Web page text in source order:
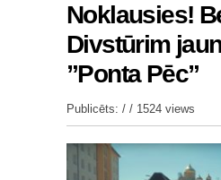
Noklausies!
Divstūrim
”Ponta Pēc”
Publicēts: / / 1524 views